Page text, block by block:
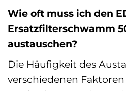
Wie oft muss ich den
Ersatzfilterschwamm
austauschen?
Die Häufigkeit des
verschiedenen Faktoren